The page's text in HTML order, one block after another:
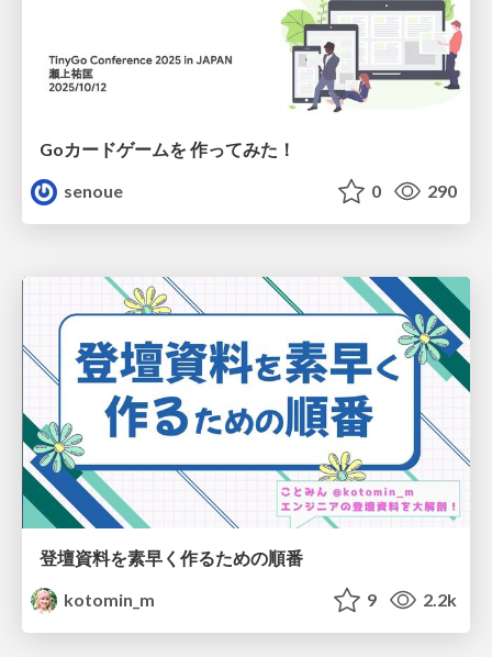
Goカードゲームを 作ってみた！
senoue
0 290
登壇資料を素早く作るための順番
kotomin_m
9 2.2k